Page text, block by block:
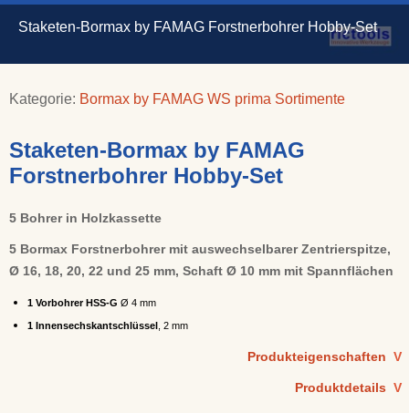
Staketen-Bormax by FAMAG Forstnerbohrer Hobby-Set
Kategorie: Bormax by FAMAG WS prima Sortimente
Staketen-Bormax by FAMAG
Forstnerbohrer Hobby-Set
5 Bohrer in Holzkassette
5 Bormax Forstnerbohrer mit auswechselbarer Zentrierspitze,
Ø 16, 18, 20, 22 und 25 mm, Schaft Ø 10 mm mit Spannflächen
1 Vorbohrer HSS-G Ø 4 mm
1 Innensechskantschlüssel , 2 mm
Produkteigenschaften V
Produktdetails V